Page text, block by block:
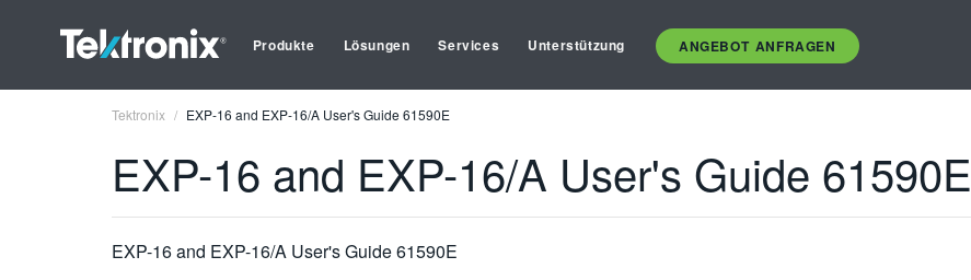
Produkte Lösungen Services Unterstützung ANGEBOT ANFRAGEN
Tektronix EXP-16 and EXP-16/A User's Guide 61590E
EXP-16 and EXP-16/A User's Guide 61590E
EXP-16 and EXP-16/A User's Guide 61590E